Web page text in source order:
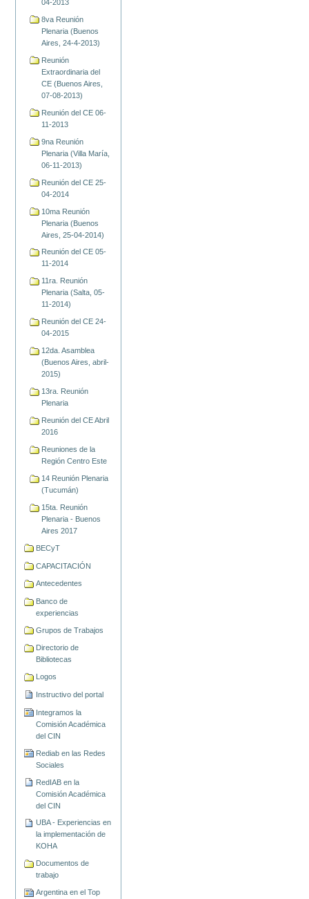
04-2013
8va Reunión
Plenaria (Buenos
Aires, 24-4-2013)
Reunión
Extraordinaria del
CE (Buenos Aires,
07-08-2013)
Reunión del CE 06-
11-2013
9na Reunión
Plenaria (Villa María,
06-11-2013)
Reunión del CE 25-
04-2014
10ma Reunión
Plenaria (Buenos
Aires, 25-04-2014)
Reunión del CE 05-
11-2014
11ra. Reunión
Plenaria (Salta, 05-
11-2014)
Reunión del CE 24-
04-2015
12da. Asamblea
(Buenos Aires, abril-
2015)
13ra. Reunión
Plenaria
Reunión del CE Abril
2016
Reuniones de la
Región Centro Este
14 Reunión Plenaria
(Tucumán)
15ta. Reunión
Plenaria - Buenos
Aires 2017
BECyT
CAPACITACIÓN
Antecedentes
Banco de
experiencias
Grupos de Trabajos
Directorio de
Bibliotecas
Logos
Instructivo del portal
Integramos la
Comisión Académica
del CIN
Rediab en las Redes
Sociales
RedIAB en la
Comisión Académica
del CIN
UBA - Experiencias en
la implementación de
KOHA
Documentos de
trabajo
Argentina en el Top